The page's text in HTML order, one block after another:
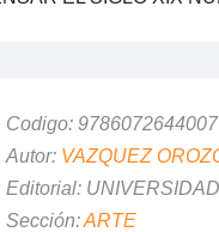
Codigo: 9786072644007
Autor: VAZQUEZ
Editorial:
Sección:ARTE